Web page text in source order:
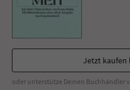
Jetzt kaufen
oder unterstütze Deinen Buchhändler